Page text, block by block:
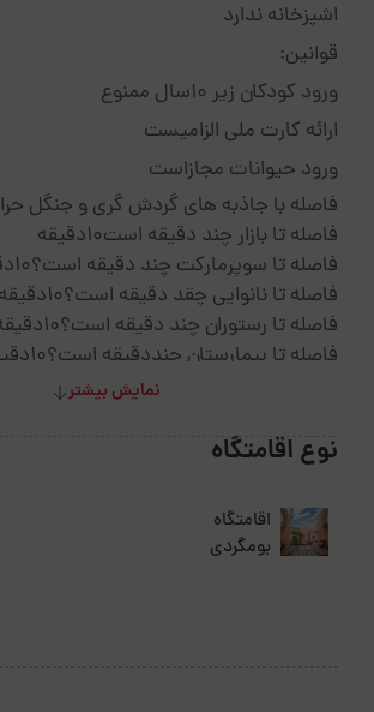
اشپزخانه ندارد
قوانین:
ورود کودکان زیر 10سال ممنوع
ارائه کارت ملی الزامیست
ورود حیوانات مجازاست
فاصله با جاذبه های گردش گری و جنگل حرا 10دقیقه
فاصله تا بازار چند دقیقه است10دقیقه
فاصله تا سوپرمارکت چند دقیقه است؟10دقیقه
فاصله تا نانوایی چقد دقیقه است؟10دقیقه
فاصله تا رستوران چند دقیقه است؟10دقیقه
فاصله تا بیمارستان چنددقیقه است؟10دقیقه
فاصله تا کافی شاپ چنددقیقه است؟1دقیفه
فاصله جنگل یا دریا چنددقیقه است؟10دقیقه
فاصله تا فرودگاه چنددقیقه است؟15دقیقه
دقیقه
نمایش بیشتر
نوع اقامتگاه
اقامتگاه
بومگردی